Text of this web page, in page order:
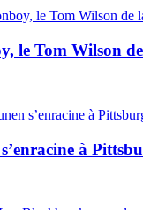
le Tom Wilson
à